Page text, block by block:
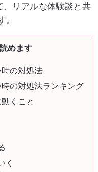
、リアルな体験談と共
めます
時の対処法
時の対処法ランキング
くこと
く